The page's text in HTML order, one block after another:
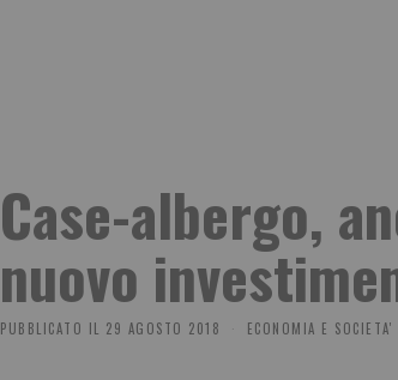
Case-albergo,
nuovo
PUBBLICATO IL 29 AGOSTO 2018 ECONOMIA E SOCIETA'